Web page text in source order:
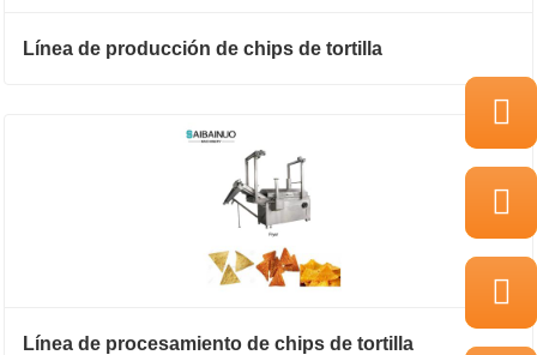
Línea de producción de chips de tortilla
Línea de procesamiento de chips de tortilla